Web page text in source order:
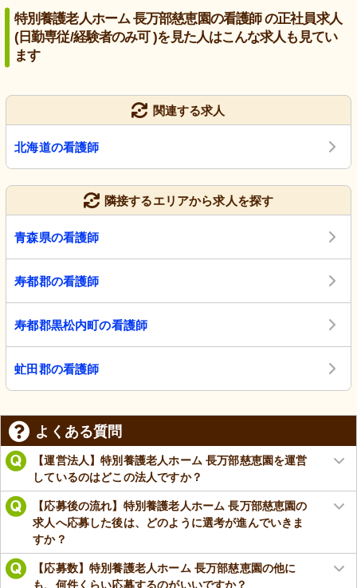
特別養護老人ホーム 長万部慈恵園の看護師 の正社員求人
(日勤専従/経験者のみ可 )を見た人はこんな求人も見てい
ます
関連する求人
北海道の看護師
隣接するエリアから求人を探す
青森県の看護師
寿都郡の看護師
寿都郡黒松内町の看護師
虻田郡の看護師
よくある質問
【運営法人】特別養護老人ホーム 長万部慈恵園を運営
しているのはどこの法人ですか？
【応募後の流れ】特別養護老人ホーム 長万部慈恵園の
求人へ応募した後は、どのように選考が進んでいきま
すか？
【応募数】特別養護老人ホーム 長万部慈恵園の他に
も、何件くらい応募するのがいいですか？